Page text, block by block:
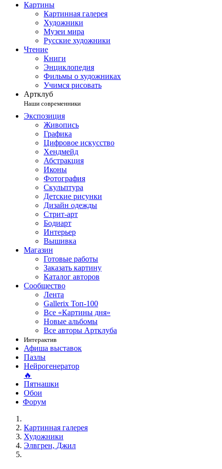
Картины
Картинная галерея
Художники
Музеи мира
Русские художники
Чтение
Книги
Энциклопедия
Фильмы о художниках
Учимся рисовать
Артклуб
Наши современники
Экспозиция
Живопись
Графика
Цифровое искусство
Хендмейд
Абстракция
Иконы
Фотография
Скульптура
Детские рисунки
Дизайн одежды
Стрит-арт
Бодиарт
Интерьер
Вышивка
Магазин
Готовые работы
Заказать картину
Каталог авторов
Сообщество
Лента
Gallerix Топ-100
Все «Картины дня»
Новые альбомы
Все авторы Артклуба
Интерактив
Афиша выставок
Пазлы
Нейрогенератор
🔥
Пятнашки
Обои
Форум
Картинная галерея
Художники
Элвгрен, Джил